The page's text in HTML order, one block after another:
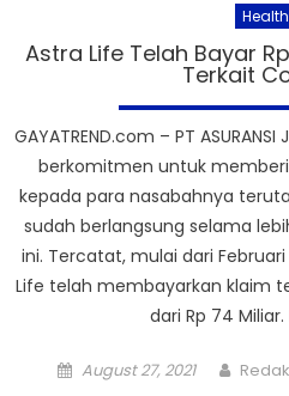
Health
Astra Life Telah Bayar
Terkait
GAYATREND.com – PT
berkomitmen untuk
kepada para nasabahnya
sudah berlangsung selama
ini. Tercatat, mulai dari Februari
Life telah membayarkan klaim
dari Rp 74
Posted
August 27, 2021 Author